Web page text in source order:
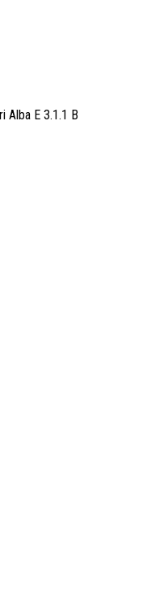
Alba E 3.1.1 B